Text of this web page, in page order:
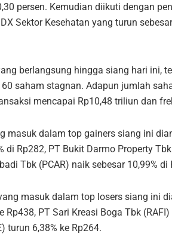
persen. Kemudian diikuti dengan
Sektor Kesehatan yang turun
berlangsung hingga siang hari ini,
saham stagnan. Adapun jumlah
mencapai Rp10,48 triliun dan
masuk dalam top gainers siang ini
di Rp282, PT Bukit Darmo Property
Tbk (PCAR) naik sebesar 10,99% di
masuk dalam top losers siang ini
Rp438, PT Sari Kreasi Boga Tbk
turun 6,38% ke Rp264.